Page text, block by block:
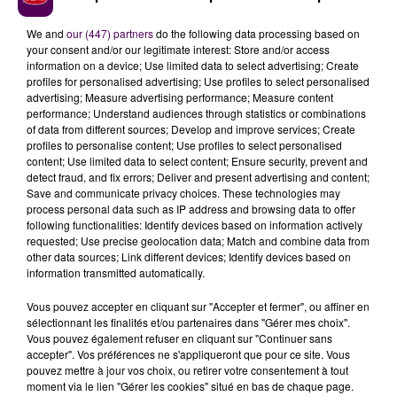
À LA UNE
31 juillet 2026
We and our (447) partnersdo the following data processing based on
your consent and/or our legitimate interest: Store and/or access
information on a device; Use limited data to select advertising; Create
profiles for personalised advertising; Use profiles to select personalised
advertising; Measure advertising performance; Measure content
performance; Understand audiences through statistics or combinations
of data from different sources; Develop and improve services; Create
profiles to personalise content; Use profiles to select personalised
content; Use limited data to select content; Ensure security, prevent and
detect fraud, and fix errors; Deliver and present advertising and content;
Save and communicate privacy choices. These technologies may
process personal data such as IP address and browsing data to offer
following functionalities: Identify devices based on information actively
requested; Use precise geolocation data; Match and combine data from
other data sources; Link different devices; Identify devices based on
information transmitted automatically.
Vous pouvez accepter en cliquant sur "Accepter et fermer", ou affiner en
sélectionnant les finalités et/ou partenaires dans "Gérer mes choix".
Vous pouvez également refuser en cliquant sur "Continuer sans
accepter". Vos préférences ne s'appliqueront que pour ce site. Vous
pouvez mettre à jour vos choix, ou retirer votre consentement à tout
moment via le lien "Gérer les cookies" situé en bas de chaque page.